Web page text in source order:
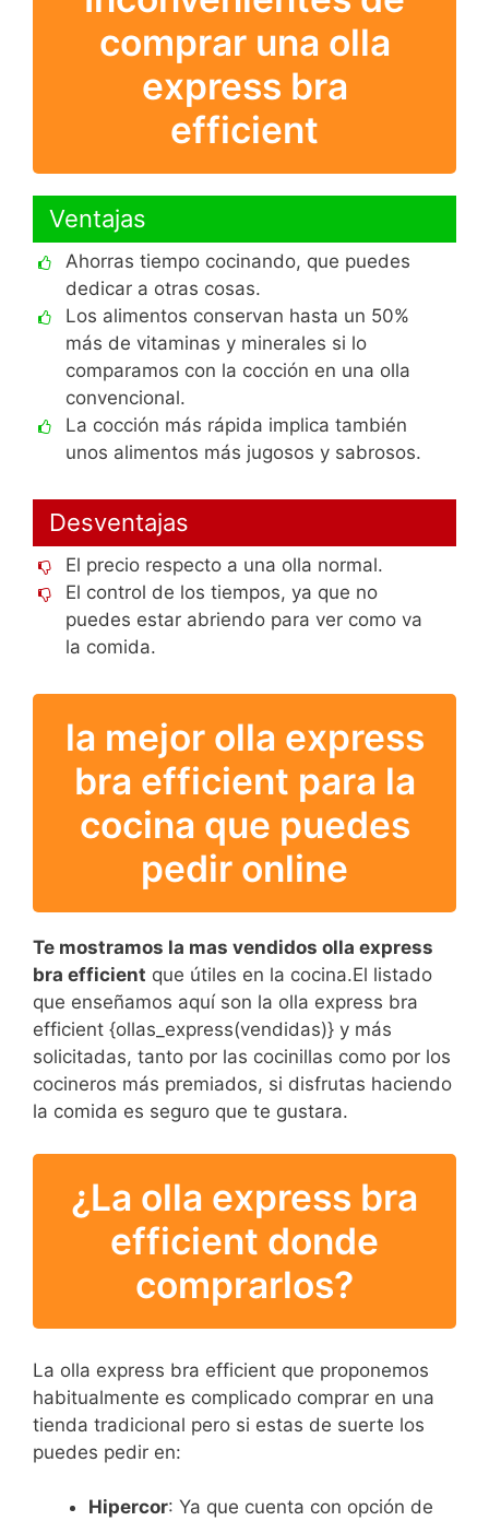
comprar una olla
express bra
efficient
Ventajas
Ahorras tiempo cocinando, que puedes
dedicar a otras cosas.
Los alimentos conservan hasta un 50%
más de vitaminas y minerales si lo
comparamos con la cocción en una olla
convencional.
La cocción más rápida implica también
unos alimentos más jugosos y sabrosos.
Desventajas
El precio respecto a una olla normal.
El control de los tiempos, ya que no
puedes estar abriendo para ver como va
la comida.
la mejor olla express
bra efficient para la
cocina que puedes
pedir online
Te mostramos la mas vendidos olla express
bra efficient que útiles en la cocina.El listado
que enseñamos aquí son la olla express bra
efficient {ollas_express(vendidas)} y más
solicitadas, tanto por las cocinillas como por los
cocineros más premiados, si disfrutas haciendo
la comida es seguro que te gustara.
¿La olla express bra
efficient donde
comprarlos?
La olla express bra efficient que proponemos
habitualmente es complicado comprar en una
tienda tradicional pero si estas de suerte los
puedes pedir en:
Hipercor: Ya que cuenta con opción de